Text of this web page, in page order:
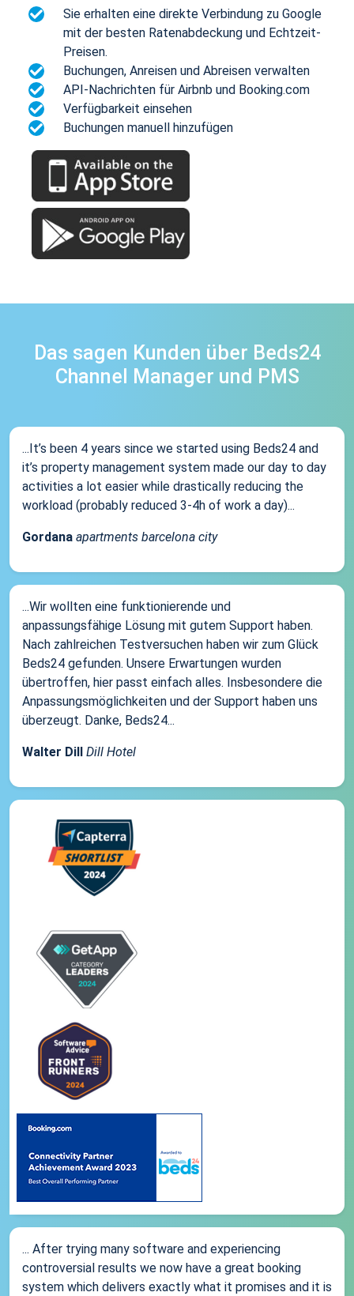
Sie erhalten eine direkte Verbindung zu Google
mit der besten Ratenabdeckung und Echtzeit-
Preisen.
Buchungen, Anreisen und Abreisen verwalten
API-Nachrichten für Airbnb und Booking.com
Verfügbarkeit einsehen
Buchungen manuell hinzufügen
Das sagen Kunden über Beds24
Channel Manager und PMS
...It’s been 4 years since we started using Beds24 and
it’s property management system made our day to day
activities a lot easier while drastically reducing the
workload (probably reduced 3-4h of work a day)...
Gordana apartments barcelona city
...Wir wollten eine funktionierende und
anpassungsfähige Lösung mit gutem Support haben.
Nach zahlreichen Testversuchen haben wir zum Glück
Beds24 gefunden. Unsere Erwartungen wurden
übertroffen, hier passt einfach alles. Insbesondere die
Anpassungsmöglichkeiten und der Support haben uns
überzeugt. Danke, Beds24...
Walter Dill Dill Hotel
... After trying many software and experiencing
controversial results we now have a great booking
system which delivers exactly what it promises and it is